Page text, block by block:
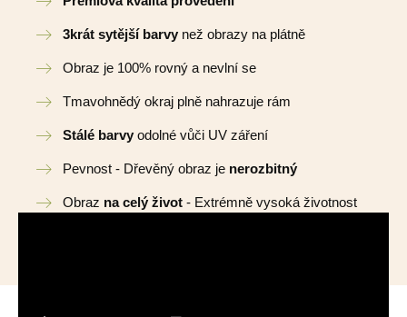
3krát sytější barvy než obrazy na plátně
Obraz je 100% rovný a nevlní se
Tmavohnědý okraj plně nahrazuje rám
Stálé barvy odolné vůči UV záření
Pevnost - Dřevěný obraz je nerozbitný
Obraz na celý život - Extrémně vysoká životnost